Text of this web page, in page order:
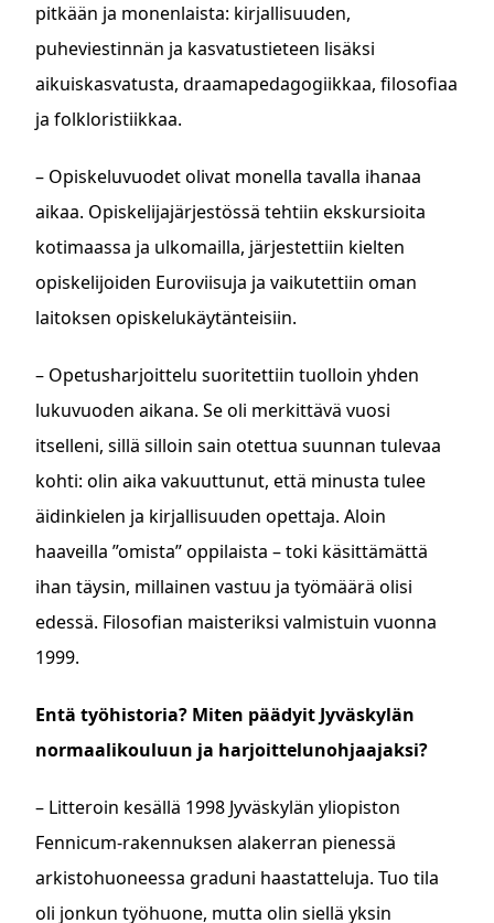
pitkään ja monenlaista: kirjallisuuden,
puheviestinnän ja kasvatustieteen lisäksi
aikuiskasvatusta, draamapedagogiikkaa, filosofiaa
ja folkloristiikkaa.
– Opiskeluvuodet olivat monella tavalla ihanaa
aikaa. Opiskelijajärjestössä tehtiin ekskursioita
kotimaassa ja ulkomailla, järjestettiin kielten
opiskelijoiden Euroviisuja ja vaikutettiin oman
laitoksen opiskelukäytänteisiin.
– Opetusharjoittelu suoritettiin tuolloin yhden
lukuvuoden aikana. Se oli merkittävä vuosi
itselleni, sillä silloin sain otettua suunnan tulevaa
kohti: olin aika vakuuttunut, että minusta tulee
äidinkielen ja kirjallisuuden opettaja. Aloin
haaveilla ”omista” oppilaista – toki käsittämättä
ihan täysin, millainen vastuu ja työmäärä olisi
edessä. Filosofian maisteriksi valmistuin vuonna
1999.
Entä työhistoria? Miten päädyit Jyväskylän
normaalikouluun ja harjoittelunohjaajaksi?
– Litteroin kesällä 1998 Jyväskylän yliopiston
Fennicum-rakennuksen alakerran pienessä
arkistohuoneessa graduni haastatteluja. Tuo tila
oli jonkun työhuone, mutta olin siellä yksin